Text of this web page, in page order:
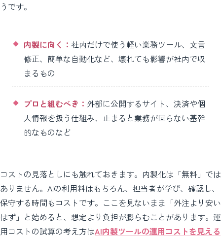
うです。
内製に向く： 社内だけで使う軽い業務ツール、文言
修正、簡単な自動化など、壊れても影響が社内で収
まるもの
プロと組むべき： 外部に公開するサイト、決済や個
人情報を扱う仕組み、止まると業務が回らない基幹
的なものなど
コストの見落としにも触れておきます。内製化は「無料」では
ありません。AIの利用料はもちろん、担当者が学び、確認し、
保守する時間もコストです。ここを見ないまま「外注より安い
はず」と始めると、想定より負担が膨らむことがあります。運
用コストの試算の考え方はAI内製ツールの運用コストを見える